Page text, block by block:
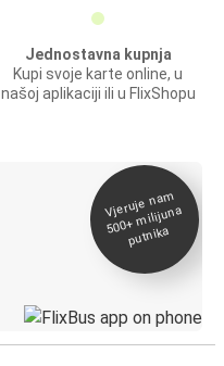
Jednostavna kupnja
Kupi svoje karte online, u
našoj aplikaciji ili u FlixShopu
Vjeruje na
m
500+
milijuna
putnika